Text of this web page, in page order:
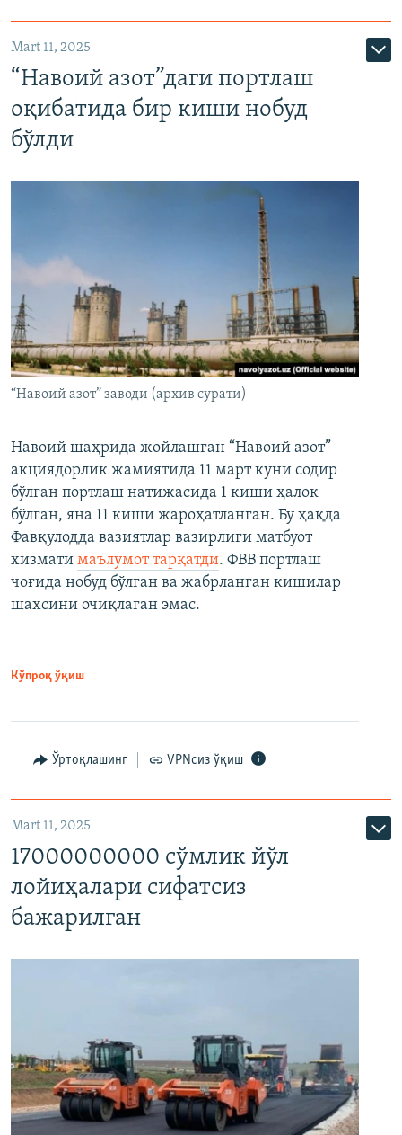
Mart 11, 2025
“Навоий азот”даги портлаш
оқибатида бир киши нобуд
бўлди
“Навоий азот” заводи (архив сурати)
Навоий шаҳрида жойлашган “Навоий азот”
акциядорлик жамиятида 11 март куни содир
бўлган портлаш натижасида 1 киши ҳалок
бўлган, яна 11 киши жароҳатланган. Бу ҳақда
Фавқулодда вазиятлар вазирлиги матбуот
хизмати маълумот тарқатди. ФВВ портлаш
чоғида нобуд бўлган ва жабрланган кишилар
шахсини очиқлаган эмас.
Кўпроқ ўқиш
Ўртоқлашинг VPNсиз ўқиш
Mart 11, 2025
17000000000 сўмлик йўл
лойиҳалари сифатсиз
бажарилган